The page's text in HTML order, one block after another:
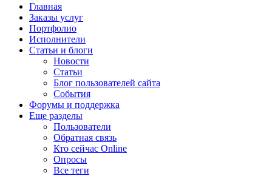
Главная
Заказы услуг
Портфолио
Исполнители
Статьи и блоги
Новости
Статьи
Блог пользователей сайта
События
Форумы и поддержка
Еще разделы
Пользователи
Обратная связь
Кто сейчас Online
Опросы
Все теги